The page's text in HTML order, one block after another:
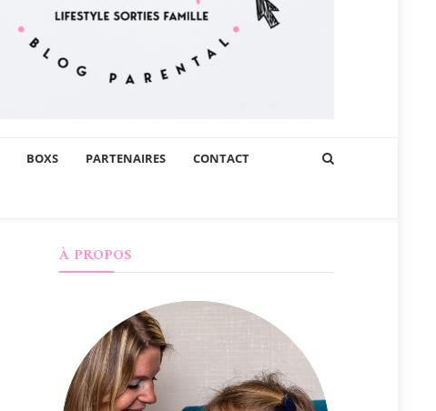
BOXS PARTENAIRES CONTACT
À PROPOS